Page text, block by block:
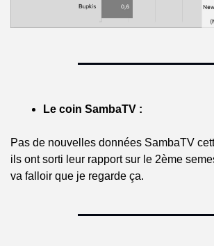
Le coin SambaTV :
Pas de nouvelles données SambaTV
ils ont sorti leur rapport sur le 2ème
va falloir que je regarde ça.